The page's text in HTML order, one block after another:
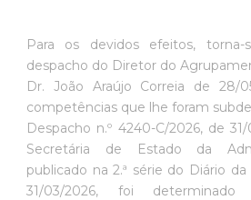
Para os devidos efeitos,
despacho do Diretor do
Dr. João Araújo Correia de 28/
competências que lhe foram
Despacho n.º 4240-C/2026, de
Secretária de Estado da
publicado na 2.ª série do Diário da
31/03/2026, foi